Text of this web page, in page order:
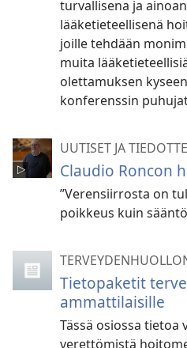
turvallisena ja
lääketieteellisenä
joille tehdään
muita
olettamuksen
konferenssin
UUTISET JA
Claudio Roncon
”Verensiirrosta on
poikkeus kuin
Tietopaketit
ammattilaisille
Tässä osiossa tietoa
verettömistä